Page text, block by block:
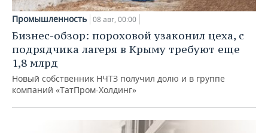
Промышленность 08 авг, 00:00
Бизнес-обзор: пороховой узаконил цеха, с
подрядчика лагеря в Крыму требуют еще
1,8 млрд
Новый собственник НЧТЗ получил долю и в группе
компаний «ТатПром-Холдинг»